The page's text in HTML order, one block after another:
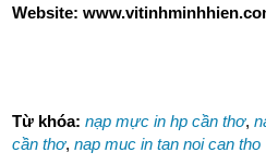
Website:
Từ khóa: nạp mực in hp cần thơ,
cần thơ, nap muc in tan noi can tho